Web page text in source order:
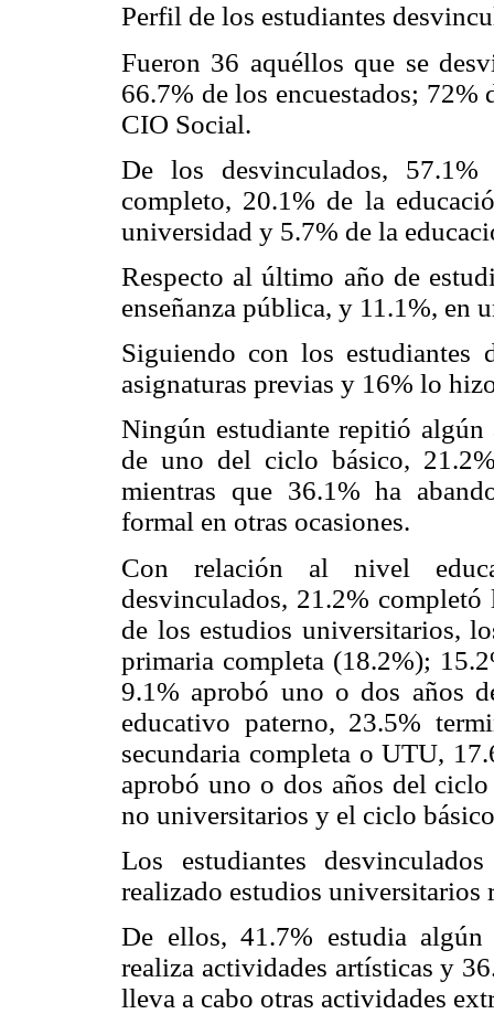
Perfil de los estudiantes
Fueron 36 aquéllos que se
66.7% de los encuestados;
CIO Social.
De los desvinculados,
completo, 20.1% de la
universidad y 5.7% de la
Respecto al último año de
enseñanza pública, y 11.1%, en
Siguiendo con los estudiantes
asignaturas previas y 16% lo
Ningún estudiante repitió
de uno del ciclo básico,
mientras que 36.1% ha
formal en otras ocasiones.
Con relación al nivel
desvinculados, 21.2%
de los estudios universitarios,
primaria completa (18.2%);
9.1% aprobó uno o dos años
educativo paterno, 23.5%
secundaria completa o UTU,
aprobó uno o dos años del
no universitarios y el ciclo
Los estudiantes
realizado estudios universitarios
De ellos, 41.7% estudia
realiza actividades artísticas y
lleva a cabo otras actividades